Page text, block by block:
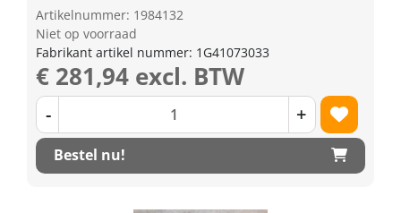
Artikelnummer: 1984132
Niet op voorraad
Fabrikant artikel nummer: 1G41073033
€ 281,94 excl. BTW
- +
Bestel nu!